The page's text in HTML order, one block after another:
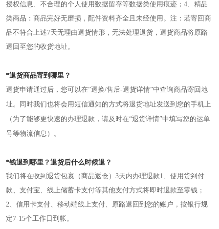
授权信息、不合理的个人使用数据留存等数据类使用痕迹； 4、精品
类商品：商品完好无磨损，配件资料齐全且未经使用。 注：若寄回商
品不符合上述7天无理由退货情形，无法处理退货，退货商品将原路
退回至您的收货地址。
*退货商品寄到哪里？
退货申请通过后，您可以在”退换/售后-退货详情”中查询商品寄回地
址。同时我们也将会用短信通知的方式将退货地址发送到您的手机上
（为了能够更快速的办理退款，请及时在“退货详情”中填写您的运单
号等物流信息）。
*钱退到哪里？退货后什么时候退？
我们将在收到退货包裹（商品返仓）3天内办理退款1、使用货到付
款、支付宝、线上储蓄卡支付等其他支付方式将即时退款至零钱；
2、信用卡支付、移动端线上支付、原路退回到您的账户，按银行规
定7-15个工作日到帐。